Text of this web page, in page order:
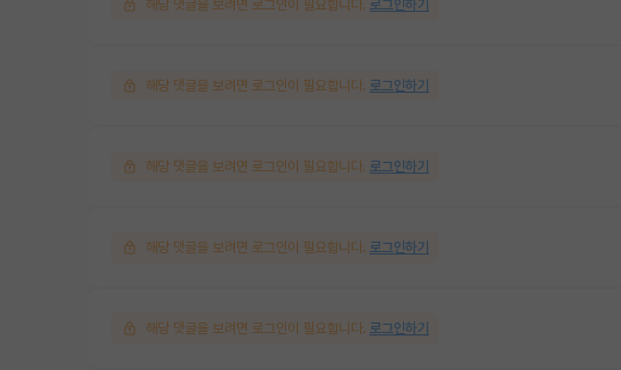
해당 댓글을 보려면 로그인이 필요합니다. 로그인하기
해당 댓글을 보려면 로그인이 필요합니다. 로그인하기
해당 댓글을 보려면 로그인이 필요합니다. 로그인하기
해당 댓글을 보려면 로그인이 필요합니다. 로그인하기
해당 댓글을 보려면 로그인이 필요합니다. 로그인하기